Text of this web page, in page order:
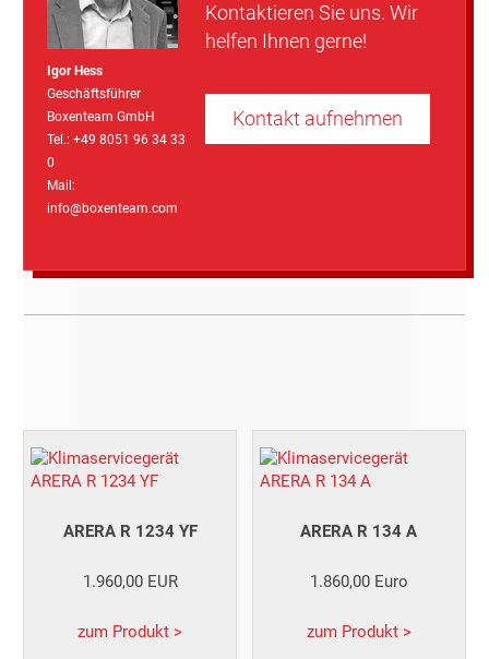
Igor Hess
Geschäftsführer
Boxenteam GmbH
Tel.: +49 8051 96 34 33
0
Mail:
info@boxenteam.com
Kontaktieren Sie uns. Wir
helfen Ihnen gerne!
Kontakt aufnehmen
ARERA R 1234 YF
1.960,00 EUR
zum Produkt >
ARERA R 134 A
1.860,00 Euro
zum Produkt >